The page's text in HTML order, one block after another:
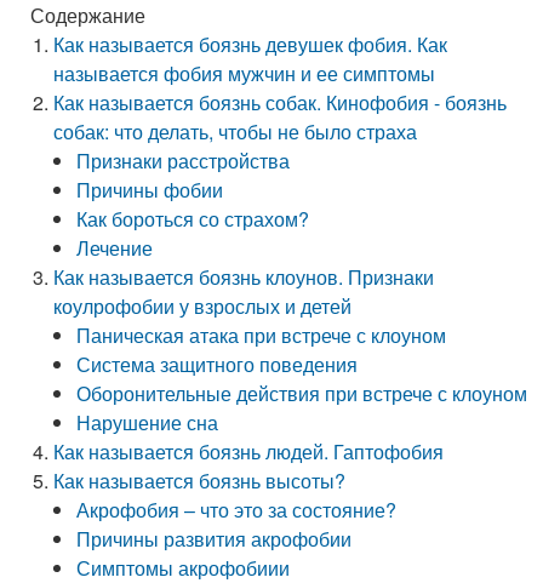
Содержание
Как называется боязнь девушек фобия. Как
называется фобия мужчин и ее симптомы
Как называется боязнь собак. Кинофобия - боязнь
собак: что делать, чтобы не было страха
Признаки расстройства
Причины фобии
Как бороться со страхом?
Лечение
Как называется боязнь клоунов. Признаки
коулрофобии у взрослых и детей
Паническая атака при встрече с клоуном
Система защитного поведения
Оборонительные действия при встрече с клоуном
Нарушение сна
Как называется боязнь людей. Гаптофобия
Как называется боязнь высоты?
Акрофобия – что это за состояние?
Причины развития акрофобии
Симптомы акрофобиии